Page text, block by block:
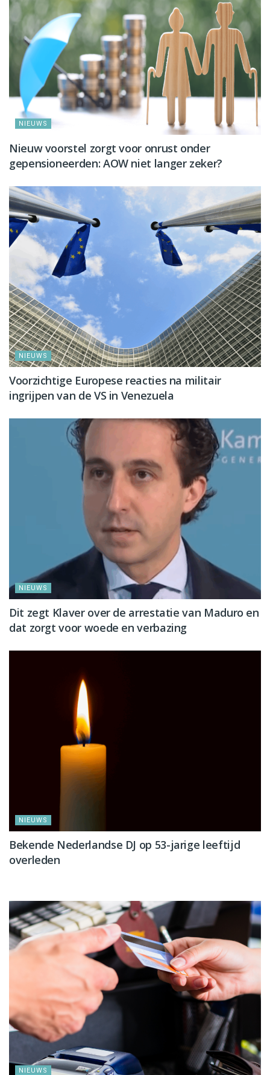
NIEUWS
Nieuw voorstel zorgt voor onrust onder
gepensioneerden: AOW niet langer zeker?
NIEUWS
Voorzichtige Europese reacties na militair
ingrijpen van de VS in Venezuela
NIEUWS
Dit zegt Klaver over de arrestatie van Maduro en
dat zorgt voor woede en verbazing
NIEUWS
Bekende Nederlandse DJ op 53-jarige leeftijd
overleden
NIEUWS